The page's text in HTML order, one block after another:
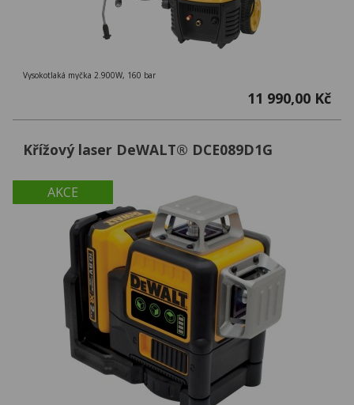
Vysokotlaká myčka 2.900W, 160 bar
11 990,00 Kč
AKCE
Křížový laser DeWALT® DCE089D1G